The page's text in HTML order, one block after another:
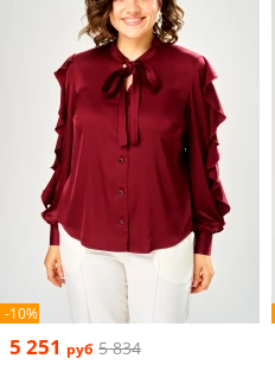
-10%
5 251 руб 5 834